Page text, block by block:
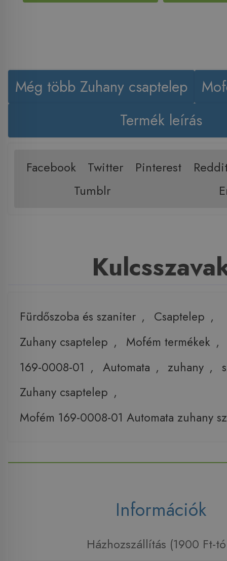
Még több Zuhany csaptelep
Termék leírás
Facebook Twitter Pinterest
Tumblr
Fürdőszoba és szaniter , Csaptelep ,
Zuhany csaptelep , Mofém termékek ,
169-0008-01 , Automata , zuhany ,
Zuhany csaptelep ,
Mofém 169-0008-01 Automata zuhany
Információk
Házhozszállítás (1900 Ft-